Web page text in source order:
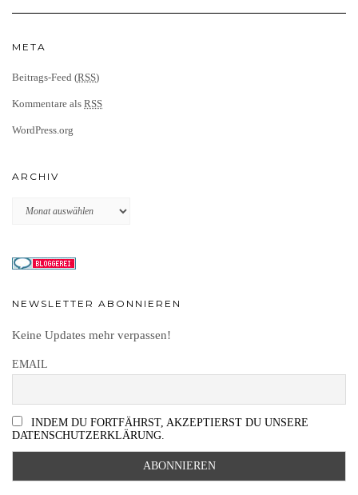
META
Beitrags-Feed (RSS)
Kommentare als RSS
WordPress.org
ARCHIV
Archiv
NEWSLETTER ABONNIEREN
Keine Updates mehr verpassen!
EMAIL
INDEM DU FORTFÄHRST, AKZEPTIERST DU UNSERE
DATENSCHUTZERKLÄRUNG.